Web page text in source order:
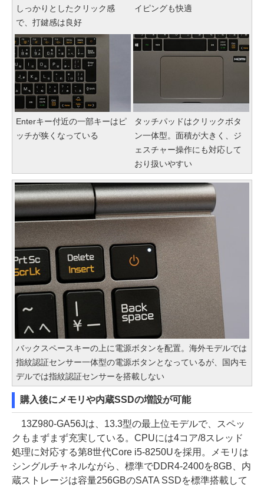
しっかりとしたクリック感
で、打鍵感は良好
イピングも快適
Enterキー付近の一部キーはピ
ッチが狭くなっている
タッチパッドはクリックボタ
ン一体型。面積が大きく、ジ
ェスチャー操作にも対応して
おり扱いやすい
バックスペースキーの上に電源ボタンを配置。海外モデルでは
指紋認証センサー一体型の電源ボタンとなっているが、国内モ
デルでは指紋認証センサーを搭載しない
購入後にメモリや内蔵SSDの増設が可能
13Z980-GA56Jは、13.3型の最上位モデルで、スペッ
クもまずまず充実している。CPUには4コア/8スレッド
処理に対応する第8世代Core i5-8250Uを採用。メモリは
シングルチャネルながら、標準でDDR4-2400を8GB、内
蔵ストレージは容量256GBのSATA SSDを標準搭載して